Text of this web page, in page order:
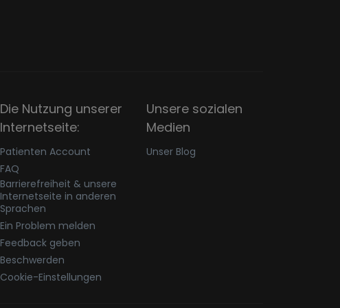
Die Nutzung unserer
Internetseite:
Patienten Account
FAQ
Barrierefreiheit & unsere
Internetseite in anderen
Sprachen
Ein Problem melden
Feedback geben
Beschwerden
Cookie-Einstellungen
Unsere sozialen
Medien
Unser Blog